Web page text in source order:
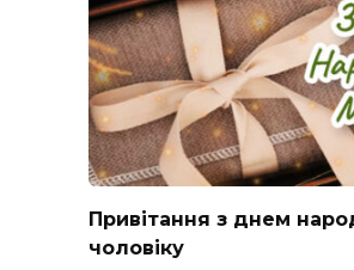
Привітання з днем
чоловіку